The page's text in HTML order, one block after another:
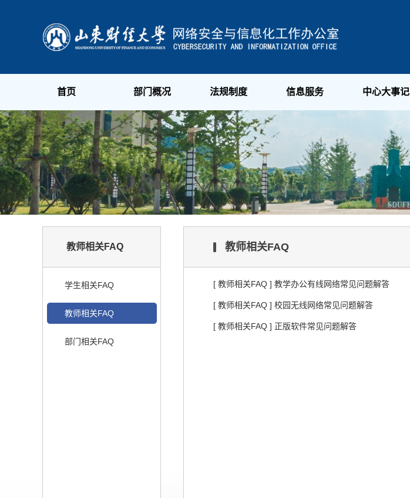
首页 部门概况 法规制度 信息服务 中心大事记
教师相关FAQ
学生相关FAQ
教师相关FAQ
部门相关FAQ
教师相关FAQ
[ 教师相关FAQ ] 教学办公有线网络常见问题解答
[ 教师相关FAQ ] 校园无线网络常见问题解答
[ 教师相关FAQ ] 正版软件常见问题解答